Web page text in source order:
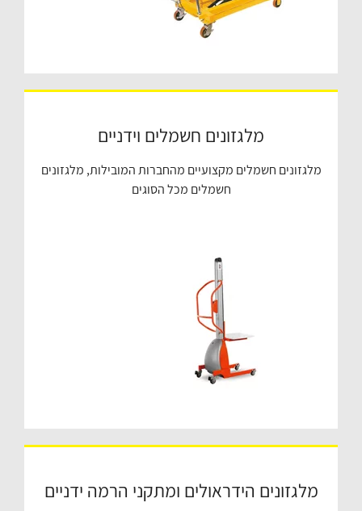
מלגזונים חשמלים וידניים
מלגזונים חשמלים מקצועיים מהחברות המובילות, מלגזונים
חשמלים מכל הסוגים
מלגזונים הידראולים ומתקני הרמה ידניים